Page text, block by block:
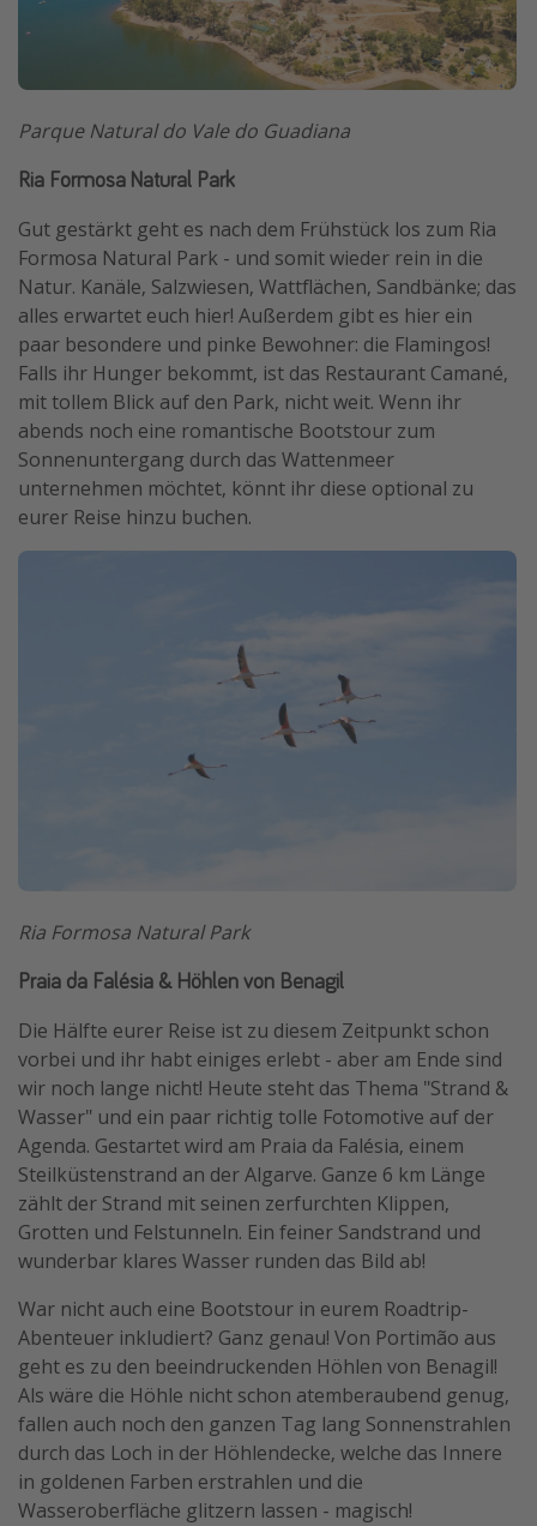
Parque Natural do Vale do Guadiana
Ria Formosa Natural Park
Gut gestärkt geht es nach dem Frühstück los zum Ria
Formosa Natural Park - und somit wieder rein in die
Natur. Kanäle, Salzwiesen, Wattflächen, Sandbänke; das
alles erwartet euch hier! Außerdem gibt es hier ein
paar besondere und pinke Bewohner: die Flamingos!
Falls ihr Hunger bekommt, ist das Restaurant Camané,
mit tollem Blick auf den Park, nicht weit. Wenn ihr
abends noch eine romantische Bootstour zum
Sonnenuntergang durch das Wattenmeer
unternehmen möchtet, könnt ihr diese optional zu
eurer Reise hinzu buchen.
Ria Formosa Natural Park
Praia da Falésia & Höhlen von Benagil
Die Hälfte eurer Reise ist zu diesem Zeitpunkt schon
vorbei und ihr habt einiges erlebt - aber am Ende sind
wir noch lange nicht! Heute steht das Thema "Strand &
Wasser" und ein paar richtig tolle Fotomotive auf der
Agenda. Gestartet wird am Praia da Falésia, einem
Steilküstenstrand an der Algarve. Ganze 6 km Länge
zählt der Strand mit seinen zerfurchten Klippen,
Grotten und Felstunneln. Ein feiner Sandstrand und
wunderbar klares Wasser runden das Bild ab!
War nicht auch eine Bootstour in eurem Roadtrip-
Abenteuer inkludiert? Ganz genau! Von Portimão aus
geht es zu den beeindruckenden Höhlen von Benagil!
Als wäre die Höhle nicht schon atemberaubend genug,
fallen auch noch den ganzen Tag lang Sonnenstrahlen
durch das Loch in der Höhlendecke, welche das Innere
in goldenen Farben erstrahlen und die
Wasseroberfläche glitzern lassen - magisch!